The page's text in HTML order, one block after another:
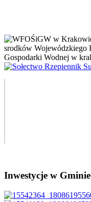
Inwestycje w Gminie